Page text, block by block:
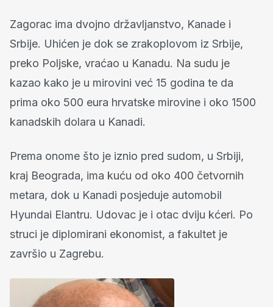
Zagorac ima dvojno državljanstvo, Kanade i
Srbije. Uhićen je dok se zrakoplovom iz Srbije,
preko Poljske, vraćao u Kanadu. Na sudu je
kazao kako je u mirovini već 15 godina te da
prima oko 500 eura hrvatske mirovine i oko 1500
kanadskih dolara u Kanadi.
Prema onome što je iznio pred sudom, u Srbiji,
kraj Beograda, ima kuću od oko 400 četvornih
metara, dok u Kanadi posjeduje automobil
Hyundai Elantru. Udovac je i otac dviju kćeri. Po
struci je diplomirani ekonomist, a fakultet je
završio u Zagrebu.